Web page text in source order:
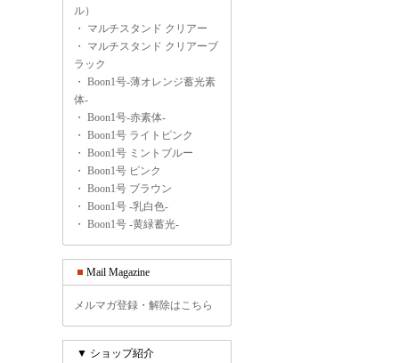
ル）
・ マルチスタンド クリアー
・ マルチスタンド クリアーブ
ラック
・ Boon1号-薄オレンジ蓄光素
体-
・ Boon1号-赤素体-
・ Boon1号 ライトピンク
・ Boon1号 ミントブルー
・ Boon1号 ピンク
・ Boon1号 ブラウン
・ Boon1号 -乳白色-
・ Boon1号 -黄緑蓄光-
Mail Magazine
メルマガ登録・解除はこちら
▼ ショップ紹介